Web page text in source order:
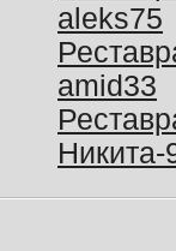
aleks75
amid33
Никита-